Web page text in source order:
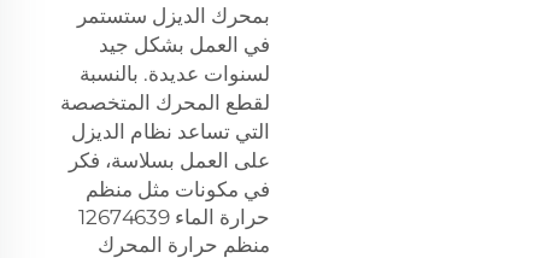
بمحرك الديزل ستستمر
في العمل بشكل جيد
لسنوات عديدة. بالنسبة
لقطع المحرك المتخصصة
التي تساعد نظام الديزل
على العمل بسلاسة، فكر
في مكونات مثل منظم
حرارة الماء 12674639
منظم حرارة المحرك